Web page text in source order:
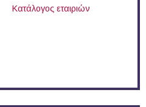
Κατάλογος εταιριών